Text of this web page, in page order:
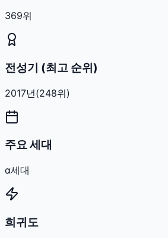
369위
전성기 (최고 순위)
2017년(248위)
주요 세대
α세대
희귀도